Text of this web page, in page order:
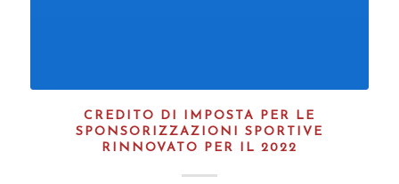
CREDITO DI IMPOSTA PER LE
SPONSORIZZAZIONI SPORTIVE
RINNOVATO PER IL 2022